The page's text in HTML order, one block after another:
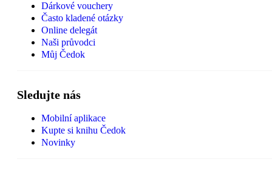
Dárkové vouchery
Často kladené otázky
Online delegát
Naši průvodci
Můj Čedok
Sledujte nás
Mobilní aplikace
Kupte si knihu Čedok
Novinky